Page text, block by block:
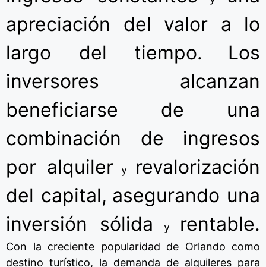
apreciación del valor a lo
largo del tiempo.
Los
inversores alcanzan
beneficiarse de una
combinación de ingresos
por alquiler y revalorización
del capital, asegurando una
inversión sólida
y rentable.
Con la creciente popularidad de Orlando como
destino turístico, la demanda de alquileres para